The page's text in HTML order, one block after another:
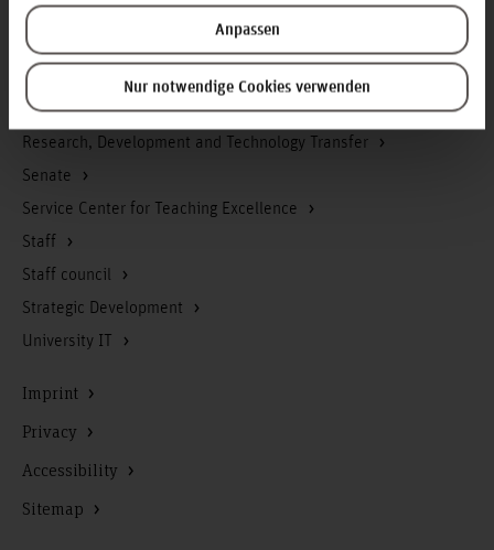
Anpassen
Nur notwendige Cookies verwenden
Library
Office of the Executive Board
Press and public relations at Faculty III
Representative Office for Disabled Employees
Research, Development and Technology Transfer
Senate
Service Center for Teaching Excellence
Staff
Staff council
Strategic Development
University IT
Imprint
Privacy
Accessibility
Sitemap